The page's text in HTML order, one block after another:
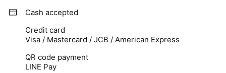
Cash accepted
Credit card
Visa / Mastercard / JCB / American Express
QR code payment
LINE Pay